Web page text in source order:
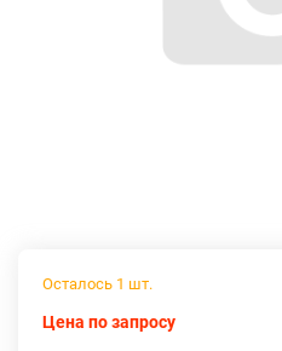
Осталось 1 шт.
Цена по запросу